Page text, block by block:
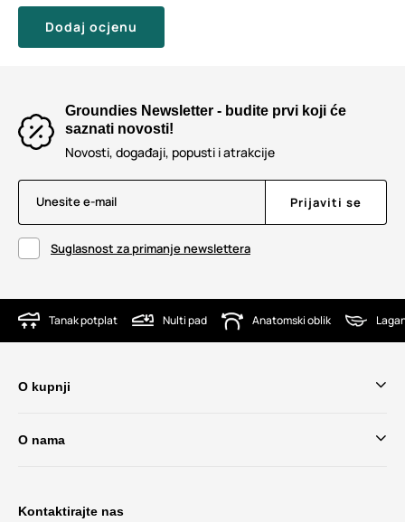
Dodaj ocjenu
Groundies Newsletter - budite prvi koji će
saznati novosti!
Novosti, događaji, popusti i atrakcije
Unesite e-mail Prijaviti se
Suglasnost za primanje newslettera
Tanak potplat Nulti pad Anatomski oblik
O kupnji
O nama
Kontaktirajte nas